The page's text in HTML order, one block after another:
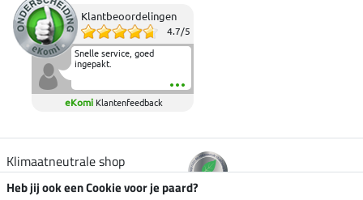
Klantbeoordelingen
4.7/5
Snelle service, goed
ingepakt.
eKomi Klantenfeedback
Klimaatneutrale shop
Heb jij ook een Cookie voor je paard?